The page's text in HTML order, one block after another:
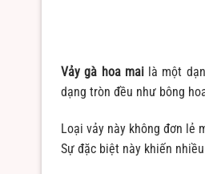
Vảy gà hoa mai là một
dạng tròn đều như bông
Loại vảy này không đơn lẻ
Sự đặc biệt này khiến